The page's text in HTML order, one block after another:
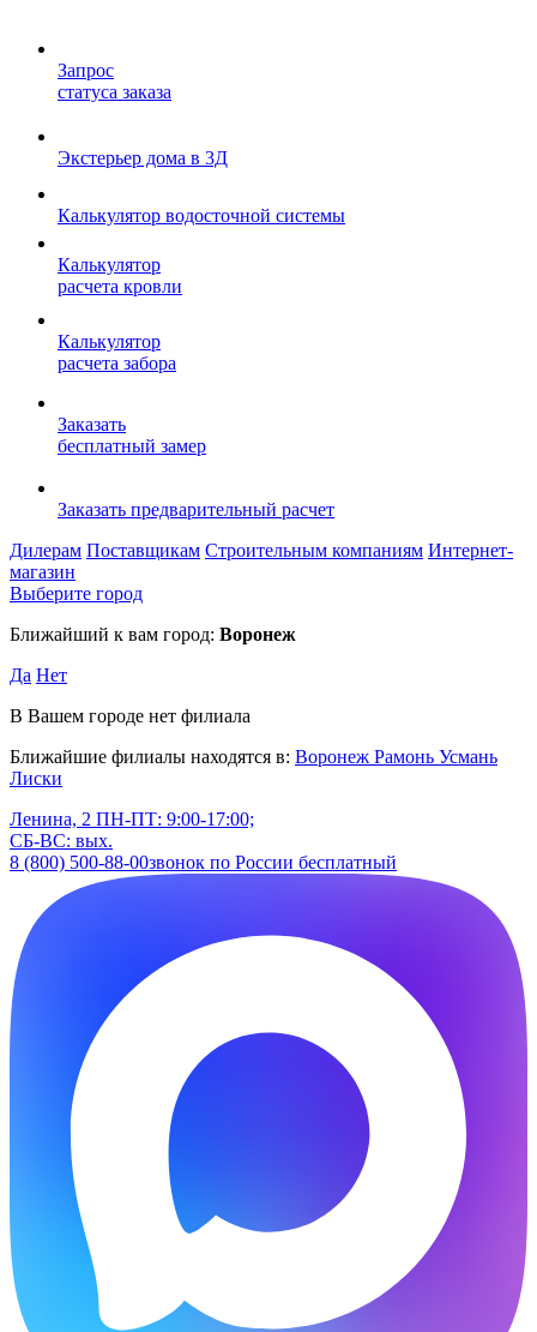
Запрос
статуса заказа
Экстерьер дома в 3Д
Калькулятор водосточной системы
Калькулятор
расчета кровли
Калькулятор
расчета забора
Заказать
бесплатный замер
Заказать предварительный расчет
Дилерам Поставщикам Строительным компаниям Интернет-
магазин
Выберите город
Ближайший к вам город: Воронеж
Да Нет
В Вашем городе нет филиала
Ближайшие филиалы находятся в: Воронеж Рамонь Усмань
Лиски
Ленина, 2 ПН-ПТ: 9:00-17:00;
СБ-ВС: вых.
8 (800) 500-88-00звонок по России бесплатный